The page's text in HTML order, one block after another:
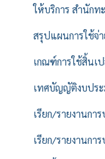
ให้บริการ สำนักท
สรุปแผนการใช้จ่
เกณฑ์การใช้สิ้นเ
เทศบัญญัติงบประ
เรียก/รายงานกา
เรียก/รายงานกา